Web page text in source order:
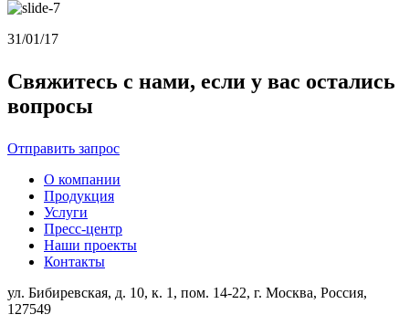
31/01/17
Свяжитесь с нами, если у вас остались
вопросы
Отправить запрос
О компании
Продукция
Услуги
Пресс-центр
Наши проекты
Контакты
ул. Бибиревская, д. 10, к. 1, пом. 14-22, г. Москва, Россия,
127549